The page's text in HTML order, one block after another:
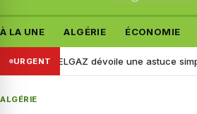
À LA UNE ALGÉRIE ÉCONOMIE
URGENT
SONELGAZ dévoile une astuce simple
ALGÉRIE